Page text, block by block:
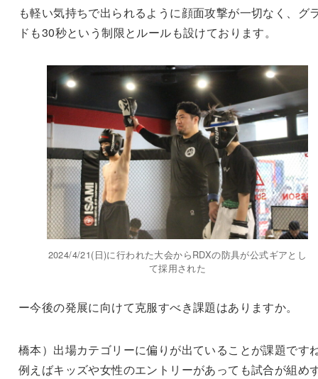
も軽い気持ちで出られるように顔面攻撃が一切なく、グ
ドも30秒という制限とルールも設けております。
2024/4/21(日)に行われた大会からRDXの防具が公式ギアとし
て採用された
ー今後の発展に向けて克服すべき課題はありますか。
橋本）出場カテゴリーに偏りが出ていることが課題です
例えばキッズや女性のエントリーがあっても試合が組め